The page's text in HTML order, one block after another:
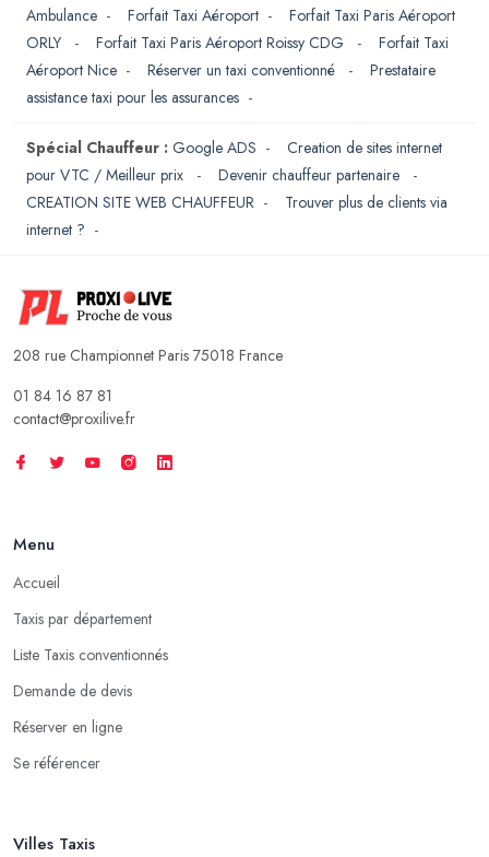
Ambulance - Forfait Taxi Aéroport - Forfait Taxi Paris Aéroport
ORLY
- Forfait Taxi Paris Aéroport Roissy CDG - Forfait Taxi
Aéroport Nice - Réserver un taxi conventionné - Prestataire
assistance taxi pour les assurances -
Spécial Chauffeur : Google ADS - Creation de sites internet
pour VTC / Meilleur prix
- Devenir chauffeur partenaire
-
CREATION SITE WEB CHAUFFEUR - Trouver plus de clients via
internet ? -
208 rue Championnet Paris 75018 France
01 84 16 87 81
contact@proxilive.fr
Menu
Accueil
Taxis par département
Liste Taxis conventionnés
Demande de devis
Réserver en ligne
Se référencer
Villes Taxis